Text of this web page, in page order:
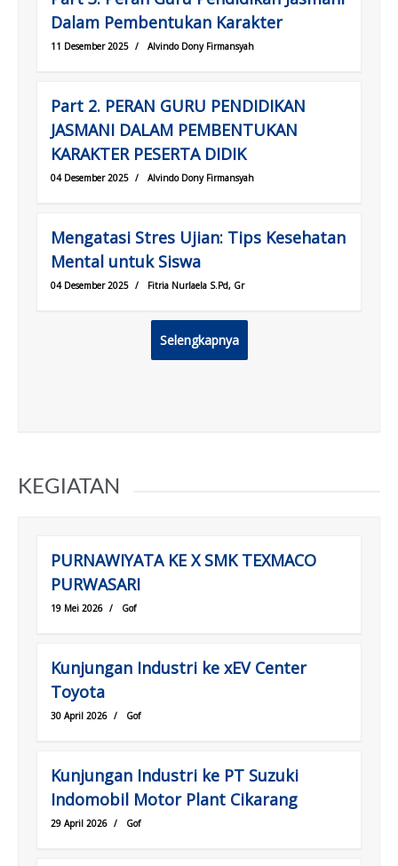
Dalam Pembentukan Karakter
11 Desember 2025 / Alvindo Dony Firmansyah
Part 2. PERAN GURU PENDIDIKAN
JASMANI DALAM PEMBENTUKAN
KARAKTER PESERTA DIDIK
04 Desember 2025 / Alvindo Dony Firmansyah
Mengatasi Stres Ujian: Tips Kesehatan
Mental untuk Siswa
04 Desember 2025 / Fitria Nurlaela S.Pd, Gr
Selengkapnya
KEGIATAN
PURNAWIYATA KE X SMK TEXMACO
PURWASARI
19 Mei 2026 / Gof
Kunjungan Industri ke xEV Center
Toyota
30 April 2026 / Gof
Kunjungan Industri ke PT Suzuki
Indomobil Motor Plant Cikarang
29 April 2026 / Gof